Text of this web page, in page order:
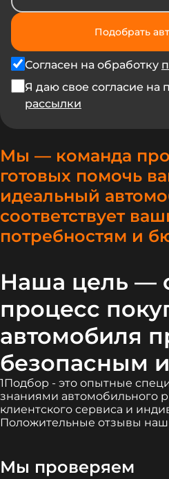
Подобрать
Согласен на обработку
Я даю свое согласие на
рассылки
Мы — команда
готовых помочь
идеальный
соответствует
потребностям и
Наша цель —
процесс
автомобиля
безопасным
1Подбор - это опытные
знаниями автомобильного
клиентского сервиса и
Положительные отзывы
Мы проверяем